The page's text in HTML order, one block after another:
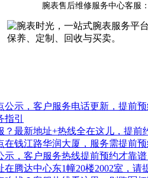
腕表售后维修服务中心客服：
示，客户服务电话更新，提前预
引
最新地址+热线全在这儿，提前
在钱江路华润大厦，服务需提前预
，客户服务热线提前预约才靠谱
腾达中心东1幢20楼2002室，请